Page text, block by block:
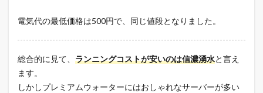
電気代の最低価格は500円で、同じ値段となりました。
総合的に見て、 ランニングコストが安いのは信濃湧水と言え
ます。
しかしプレミアムウォーターにはおしゃれなサーバーが多い